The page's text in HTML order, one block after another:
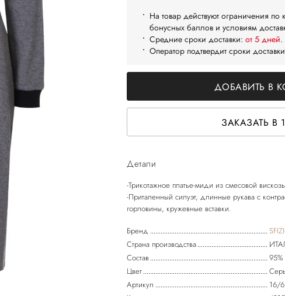
На товар действуют ограничения
бонусных баллов и условиям
Средние сроки доставки: от 5 дней.
Оператор подтвердит сроки
ДОБАВИТЬ В
ЗАКАЗАТЬ В
Детали
-Трикотажное платье-миди из смесовой
-Приталенный силуэт, длинные рукава с
Бренд
Страна производства
Состав
95%
Цвет
Артикул
16/